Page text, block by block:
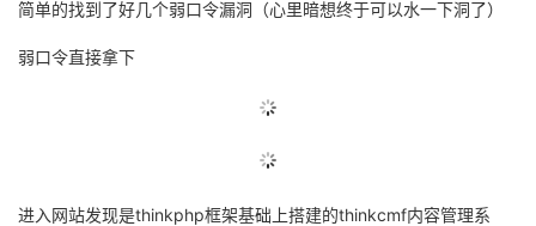
简单的找到了好几个弱口令漏洞（心里暗想终于可以水一下洞了）
弱口令直接拿下
进入网站发现是thinkphp框架基础上搭建的thinkcmf内容管理系